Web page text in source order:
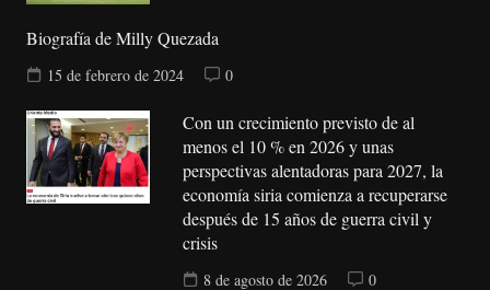
Biografía de Milly Quezada
15 de febrero de 2024 0
Con un crecimiento previsto de al
menos el 10 % en 2026 y unas
perspectivas alentadoras para 2027, la
economía siria comienza a recuperarse
después de 15 años de guerra civil y
crisis
8 de agosto de 2026 0